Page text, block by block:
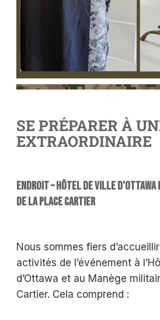
SE PRÉPARER À
EXTRAORDINAIRE
ENDROIT – HÔTEL DE VILLE
DE LA PLACE CARTIER
Nous sommes fiers
activités de l’événement à
d’Ottawa et au Manège
Cartier. Cela comprend :